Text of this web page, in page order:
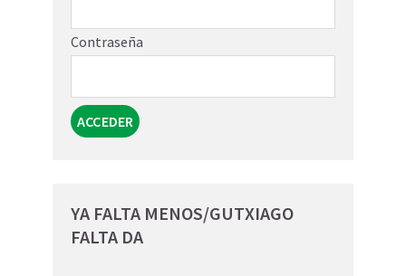
Contraseña
YA FALTA MENOS/GUTXIAGO
FALTA DA